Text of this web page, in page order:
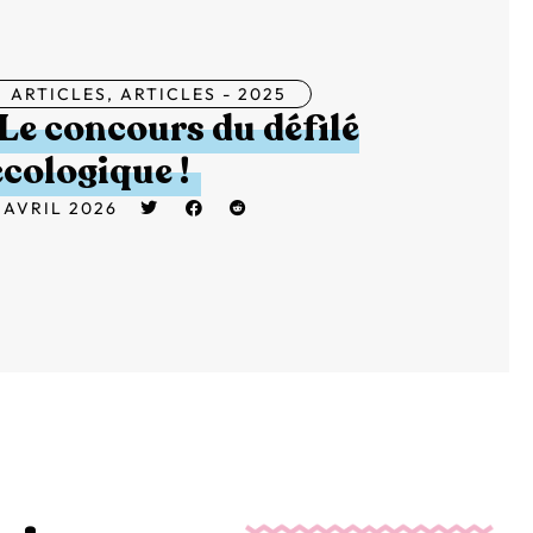
ARTICLES, ARTICLES - 2025
concours du défilé
!
2026